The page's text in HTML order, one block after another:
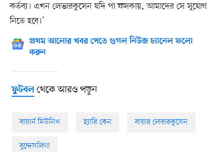
কর্তব্য। এখন লেভারকুসেন যদি পা ফসকায়, আমাদের সে সুযোগ
নিতে হবে।’
প্রথম আলোর খবর পেতে গুগল নিউজ চ্যানেল ফলো
করুন
ফুটবলথেকে আরও পড়ুন
বায়ার্ন মিউনিখ হ্যারি কেন বায়ার লেভারকুসেন
বুন্দেসলিগা